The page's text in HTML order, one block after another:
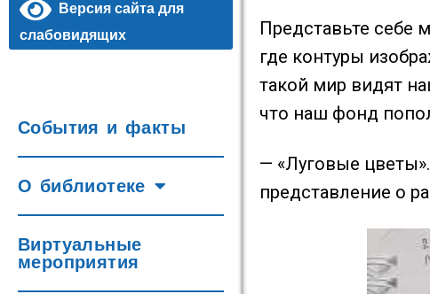
Версия сайта для
слабовидящих
События и факты
О библиотеке
Виртуальные
мероприятия
Представьте себе
где контуры
такой мир видят
что наш фонд
— «Луговые
представление о